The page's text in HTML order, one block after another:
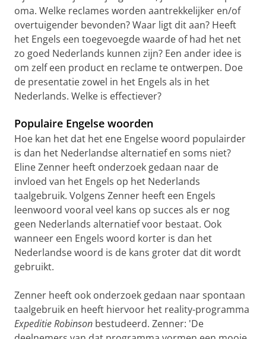
oma. Welke reclames worden aantrekkelijker en/of
overtuigender bevonden? Waar ligt dit aan? Heeft
het Engels een toegevoegde waarde of had het net
zo goed Nederlands kunnen zijn? Een ander idee is
om zelf een product en reclame te ontwerpen. Doe
de presentatie zowel in het Engels als in het
Nederlands. Welke is effectiever?
Populaire Engelse woorden
Hoe kan het dat het ene Engelse woord populairder
is dan het Nederlandse alternatief en soms niet?
Eline Zenner heeft onderzoek gedaan naar de
invloed van het Engels op het Nederlands
taalgebruik. Volgens Zenner heeft een Engels
leenwoord vooral veel kans op succes als er nog
geen Nederlands alternatief voor bestaat. Ook
wanneer een Engels woord korter is dan het
Nederlandse woord is de kans groter dat dit wordt
gebruikt.
Zenner heeft ook onderzoek gedaan naar spontaan
taalgebruik en heeft hiervoor het reality-programma
Expeditie Robinson bestudeerd. Zenner: 'De